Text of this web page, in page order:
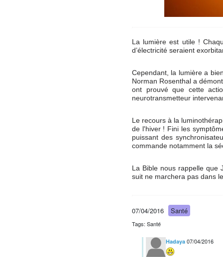
La lumière est utile !
d’électricité seraient
Cependant, la lumière a
Norman Rosenthal a
ont prouvé que cette
neurotransmetteur
Le recours à la
de l'hiver ! Fini les
puissant des
commande notamment la
La Bible nous rappelle que
suit ne marchera pas dans
07/04/2016 Santé
Tags: Santé
Hadaya 07/04/2016